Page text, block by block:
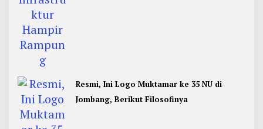
Resmi, Ini Logo Muktamar ke 35 NU di
Jombang, Berikut Filosofinya